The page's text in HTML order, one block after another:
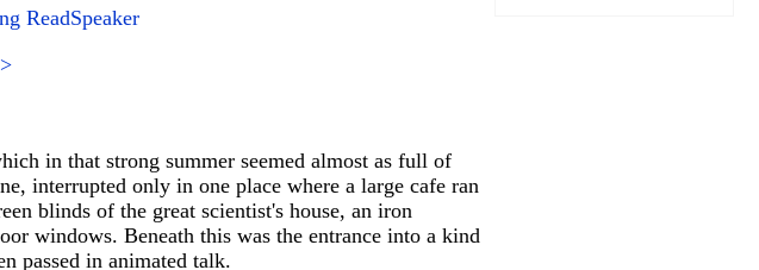
in that strong summer seemed almost as full of
interrupted only in one place where a large cafe ran
blinds of the great scientist's house, an iron
windows. Beneath this was the entrance into a kind
passed in animated talk.